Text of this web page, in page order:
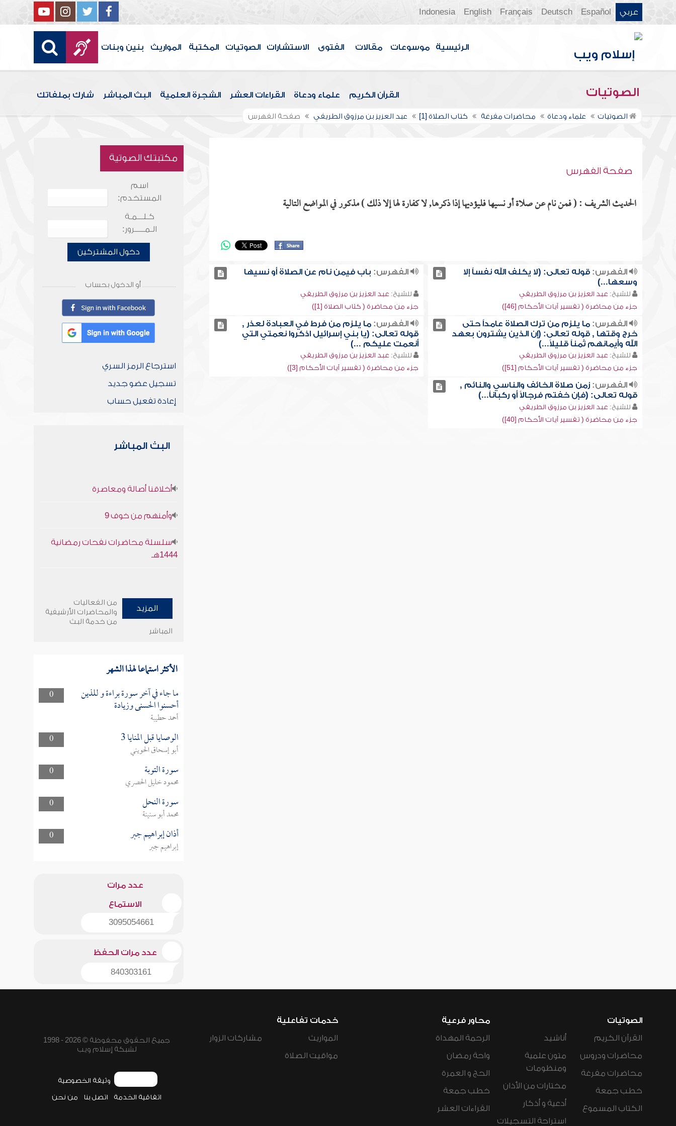
عربي Español
Deutsch
Français
English
Indonesia
الرئيسية موسوعات مقالات الفتوى الاستشارات الصوتيات المكتبة المواريث بنين وبنات
الصوتيات القرآن الكريم علماء ودعاة القراءات العشر الشجرة العلمية البث المباشر شارك بملفاتك
الصوتيات علماء ودعاة محاضرات مفرغة كتاب الصلاة [1] عبد العزيز بن مرزوق الطريفي صفحة الفهرس
صفحة الفهرس
الحديث الشريف : ( فمن نام عن صلاة أو نسيها فليؤديها إذا ذكرها, لا كفارة لها إلا ذلك ) مذكور في المواضع التالية
الفهرس:قوله تعالى: (لا يكلف الله نفساً إلا
وسعها...)
للشيخ: عبد العزيز بن مرزوق الطريفي
جزء من محاضرة ( تفسير آيات الأحكام [46])
الفهرس: باب فيمن نام عن الصلاة أو نسيها
للشيخ: عبد العزيز بن مرزوق الطريفي
جزء من محاضرة ( كتاب الصلاة [1])
الفهرس:ما يلزم من ترك الصلاة عامداً حتى
خرج وقتها , قوله تعالى: (إن الذين يشترون بعهد
الله وأيمانهم ثمناً قليلاً...)
للشيخ: عبد العزيز بن مرزوق الطريفي
جزء من محاضرة ( تفسير آيات الأحكام [51])
الفهرس: ما يلزم من فرط في العبادة لعذر ,
قوله تعالى: (يا بني إسرائيل اذكروا نعمتي التي
أنعمت عليكم ...)
للشيخ: عبد العزيز بن مرزوق الطريفي
جزء من محاضرة ( تفسير آيات الأحكام [3])
الفهرس:زمن صلاة الخائف والناسي والنائم ,
قوله تعالى: (فإن خفتم فرجالاً أو ركباناً...)
للشيخ: عبد العزيز بن مرزوق الطريفي
جزء من محاضرة ( تفسير آيات الأحكام [40])
مكتبتك الصوتية
اسم
المستخدم:
كـلـــمـة
الـمـــــرور:
دخول المشتركين
أو الدخول بحساب
استرجاع الرمز السري
تسجيل عضو جديد
إعادة تفعيل حساب
البث المباشر
أخلاقنا أصالة ومعاصرة
وأمنهم من خوف 9
سلسلة محاضرات نفحات رمضانية
1444هـ
المزيد
من الفعاليات
والمحاضرات الأرشيفية
من خدمة البث
المباشر
الأكثر استماعا لهذا الشهر
0 ما جاء في آخر سورة براءة و للذين
أحسنوا الحسنى وزيادة
أحمد حطيبة
0
الوصايا قبل المنايا 3
أبو إسحاق الحويني
0
سورة التوبة
محمود خليل الحصري
0
سورة النحل
محمد أبو سنينة
0
أذان إبراهيم جبر
إبراهيم جبر
عدد مرات
الاستماع
3095054661
عدد مرات الحفظ
840303161
الصوتيات
القرآن الكريم
محاضرات ودروس
محاضرات مفرغة
خطب جمعة
الكتاب المسموع
أناشيد
متون علمية
ومنظومات
مختارات من الأذان
أدعية و أذكار
استراحة التسجيلات
محاور فرعية
الرحمة المهداة
واحة رمضان
الحج و العمرة
خطب جمعة
القراءات العشر
خدمات تفاعلية
المواريث
مواقيت الصلاة
مشاركات الزوار
جميع الحقوق محفوظة © 2026 - 1998
لشبكة إسلام ويب
وثيقة الخصوصية
اتفاقية الخدمة اتصل بنا من نحن